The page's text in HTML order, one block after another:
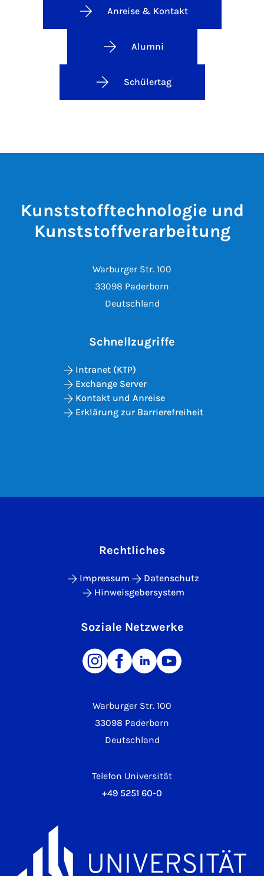
Anreise & Kontakt
Alumni
Schülertag
Kunststofftechnologie und
Kunststoffverarbeitung
Warburger Str. 100
33098 Paderborn
Deutschland
Schnellzugriffe
Intranet (KTP)
Exchange Server
Kontakt und Anreise
Erklärung zur Barrierefreiheit
Warburger Str. 100
33098 Paderborn
Deutschland
Telefon Universität
+49 5251 60-0
Rechtliches
Impressum
Datenschutz
Hinweisgebersystem
Soziale Netzwerke